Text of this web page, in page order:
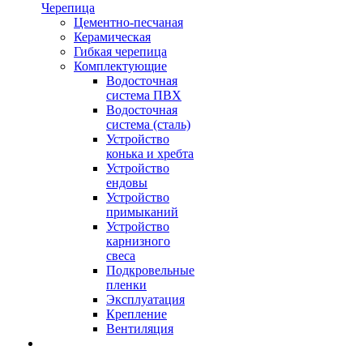
Черепица
Цементно-песчаная
Керамическая
Гибкая черепица
Комплектующие
Водосточная
система ПВХ
Водосточная
система (сталь)
Устройство
конька и хребта
Устройство
ендовы
Устройство
примыканий
Устройство
карнизного
свеса
Подкровельные
пленки
Эксплуатация
Крепление
Вентиляция